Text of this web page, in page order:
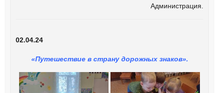
Администрация.
02.04.24
«Путешествие в страну дорожных знаков».